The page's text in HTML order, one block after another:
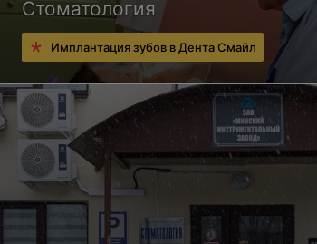
Стоматология
Имплантация зубов в Дента Смайл